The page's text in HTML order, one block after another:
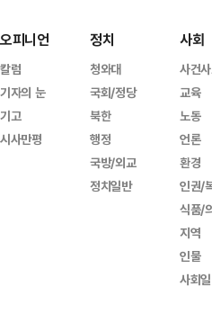
오피니언
칼럼
기자의 눈
기고
시사만평
정치
청와대
국회/정당
북한
행정
국방/외교
정치일반
사회
사건
교육
노동
언론
환경
인권/
식품/
지역
인물
사회